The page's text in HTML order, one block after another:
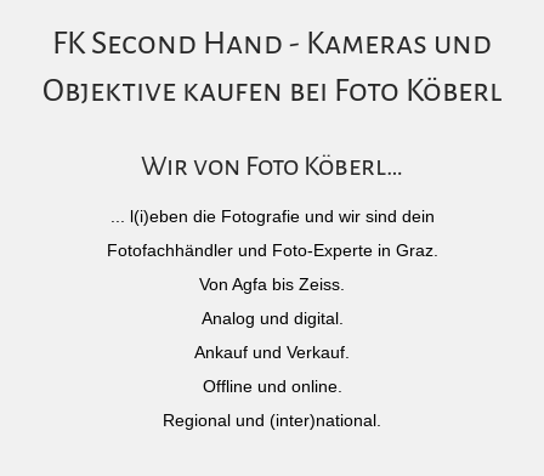
FK Second Hand - Kameras und
Objektive kaufen bei Foto Köberl
Wir von Foto Köberl…
... l(i)eben die Fotografie und wir sind dein
Fotofachhändler und Foto-Experte in Graz.
Von Agfa bis Zeiss.
Analog und digital.
Ankauf und Verkauf.
Offline und online.
Regional und (inter)national.